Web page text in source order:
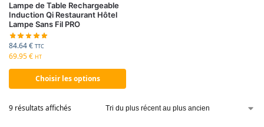
Lampe de Table Rechargeable
Induction Qi Restaurant Hôtel
Lampe Sans Fil PRO
84.64€ TTC
69.95€ HT
Choisir les options
9 résultats affichés